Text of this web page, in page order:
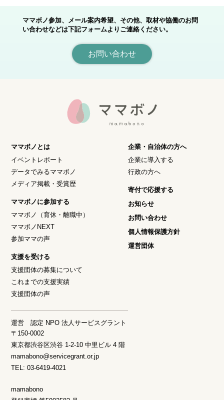
ママボノ参加、メール案内希望、その他、取材や協働のお問
い合わせなどは下記フォームよりご連絡ください。
お問い合わせ
ママボノとは
イベントレポート
データでみるママボノ
メディア掲載・受賞歴
ママボノに参加する
ママボノ（育休・離職中）
ママボノNEXT
参加ママの声
支援を受ける
支援団体の募集について
これまでの支援実績
支援団体の声
企業・自治体の方へ
企業に導入する
行政の方へ
寄付で応援する
お知らせ
お問い合わせ
個人情報保護方針
運営団体
運営 認定 NPO 法人サービスグラント
〒150-0002
東京都渋谷区渋谷 1-2-10 中里ビル 4 階
mamabono@servicegrant.or.jp
TEL: 03-6419-4021
mamabono